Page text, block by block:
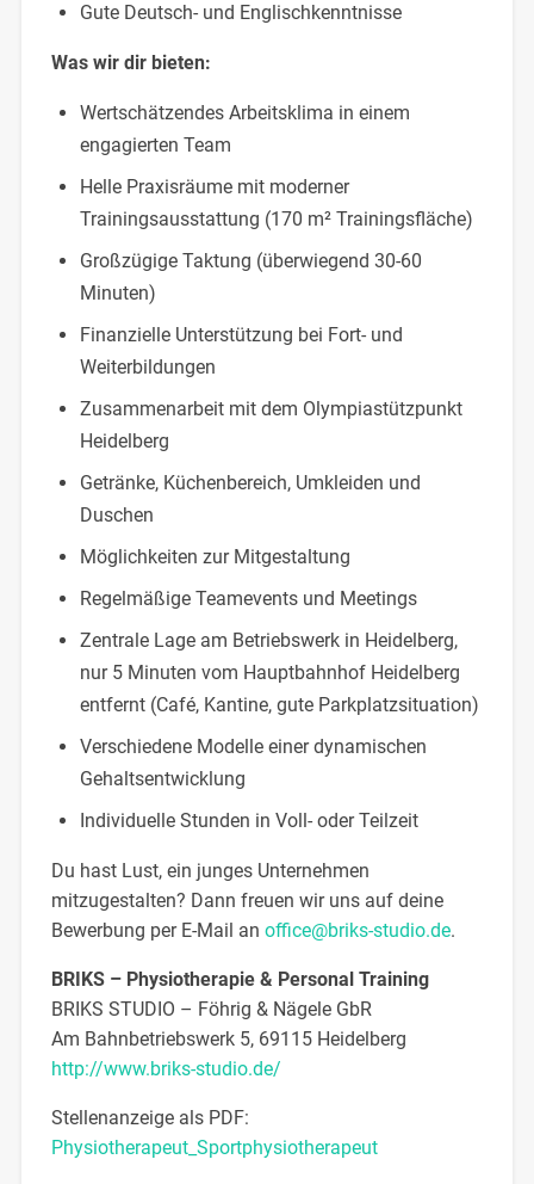
Gute Deutsch- und Englischkenntnisse
Was wir dir bieten:
Wertschätzendes Arbeitsklima in einem
engagierten Team
Helle Praxisräume mit moderner
Trainingsausstattung (170 m² Trainingsfläche)
Großzügige Taktung (überwiegend 30-60
Minuten)
Finanzielle Unterstützung bei Fort- und
Weiterbildungen
Zusammenarbeit mit dem Olympiastützpunkt
Heidelberg
Getränke, Küchenbereich, Umkleiden und
Duschen
Möglichkeiten zur Mitgestaltung
Regelmäßige Teamevents und Meetings
Zentrale Lage am Betriebswerk in Heidelberg,
nur 5 Minuten vom Hauptbahnhof Heidelberg
entfernt (Café, Kantine, gute Parkplatzsituation)
Verschiedene Modelle einer dynamischen
Gehaltsentwicklung
Individuelle Stunden in Voll- oder Teilzeit
Du hast Lust, ein junges Unternehmen
mitzugestalten? Dann freuen wir uns auf deine
Bewerbung per E-Mail an office@briks-studio.de.
BRIKS – Physiotherapie & Personal Training
BRIKS STUDIO – Föhrig & Nägele GbR
Am Bahnbetriebswerk 5, 69115 Heidelberg
http://www.briks-studio.de/
Stellenanzeige als PDF:
Physiotherapeut_Sportphysiotherapeut